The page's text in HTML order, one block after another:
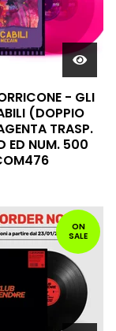
- GLI
(DOPPIO
TRASP.
ED NUM. 500
ON
SALE